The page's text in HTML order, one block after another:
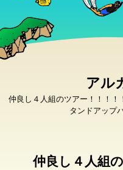
アル
仲良し４人組のツアー！！！
タンドアップ
仲良し４人組